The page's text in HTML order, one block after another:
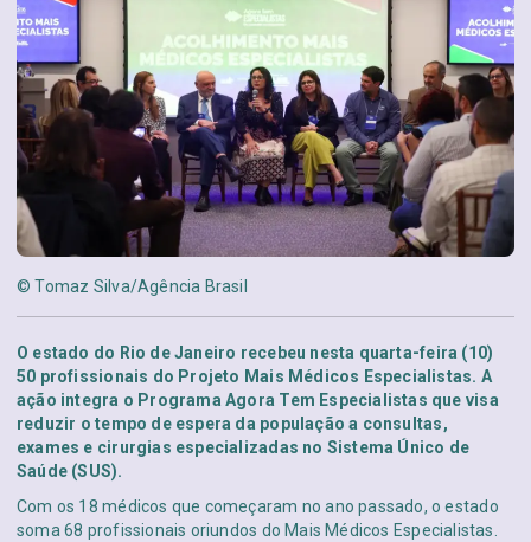
© Tomaz Silva/Agência Brasil
O estado do Rio de Janeiro recebeu nesta quarta-feira (10)
50 profissionais do Projeto Mais Médicos Especialistas. A
ação integra o Programa Agora Tem Especialistas que visa
reduzir o tempo de espera da população a consultas,
exames e cirurgias especializadas no Sistema Único de
Saúde (SUS).
Com os 18 médicos que começaram no ano passado, o estado
soma 68 profissionais oriundos do Mais Médicos Especialistas.